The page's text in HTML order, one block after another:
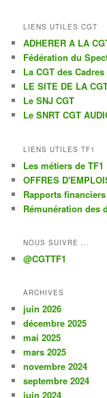
LIENS UTILES CGT
ADHERER A LA
Fédération du
La CGT des
LE SITE DE LA
Le SNJ CGT
Le SNRT CGT
LIENS UTILES TF1
Les métiers de TF1
OFFRES
Rapports financiers
Rémunération des
NOUS SUIVRE ...
@CGTTF1
ARCHIVES
juin 2026
décembre 2025
mai 2025
mars 2025
novembre 2024
septembre 2024
juin 2024